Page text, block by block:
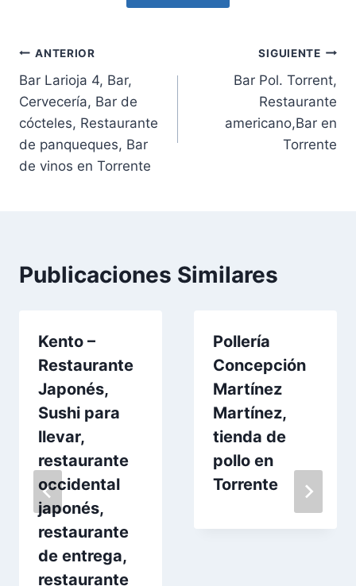
Navegación
de
entradas
ANTERIOR
Bar Larioja 4, Bar,
Cervecería, Bar de
cócteles, Restaurante
de panqueques, Bar
de vinos en Torrente
SIGUIENTE
Bar Pol. Torrent,
Restaurante
americano,Bar en
Torrente
Publicaciones Similares
Kento –
Restaurante
Japonés,
Sushi para
llevar,
restaurante
occidental
japonés,
restaurante
de entrega,
restaurante
Pollería
Concepción
Martínez
Martínez,
tienda de
pollo en
Torrente